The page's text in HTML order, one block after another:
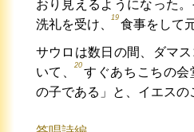
おり見えるようになった
洗礼を受け、
19
食事をして
サウロは数日の間、ダマ
いて、
20
すぐあちこちの会
の子である」と、イエスの